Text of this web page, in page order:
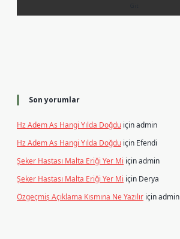
Son yorumlar
Hz Adem As Hangi Yılda Doğdu içinadmin
Hz Adem As Hangi Yılda Doğdu için Efendi
Şeker Hastası Malta Eriği Yer Mi içinadmin
Şeker Hastası Malta Eriği Yer Mi için Derya
Özgeçmiş Açıklama Kısmına Ne Yazılır içinadmin